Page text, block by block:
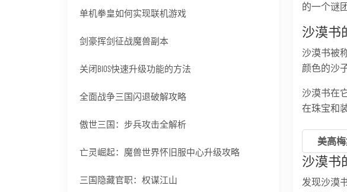
单机拳皇如何实现联机游戏
剑豪挥剑征战魔兽副本
关闭BIOS快速升级功能的方法
全面战争三国闪退破解攻略
傲世三国：步兵攻击全解析
亡灵崛起：魔兽世界怀旧服中心升级攻略
三国隐藏官职：权谋江山
的一个谜团
沙漠书
沙漠书被
颜色的沙
沙漠书在
在珠宝和
美高
沙漠书
发现沙漠